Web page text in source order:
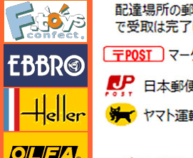
エフトイズ
エブロ
エレール